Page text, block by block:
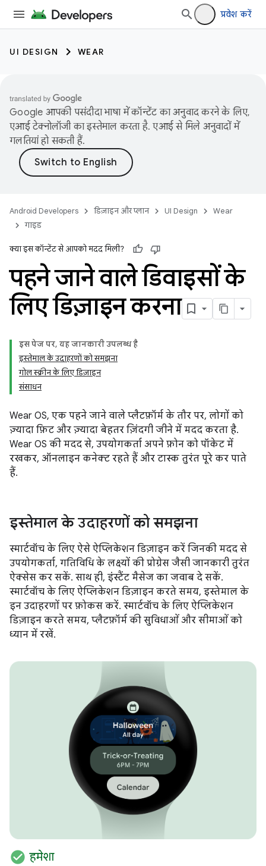
प्रवेश करें
UI DESIGN WEAR
Google आपकी पसंदीदा भाषा में कॉन्टेंट का अनुवाद करने के लिए,
एआई टेक्नोलॉजी का इस्तेमाल करता है. एआई से मिले अनुवादों में
गलतियां हो सकती हैं.
Android Developers डिज़ाइन और प्लान UI Design
Wear
गाइड
क्या इस कॉन्टेंट से आपको मदद मिली?
पहने जाने वाले डिवाइसों के
लिए डिज़ाइन करना
इस पेज पर, यह जानकारी उपलब्ध है
इस्तेमाल के उदाहरणों को समझना
गोल स्क्रीन के लिए डिज़ाइन
संसाधन
Wear OS, एक पहने जाने वाले प्लैटफ़ॉर्म के तौर पर, लोगों को
ज़्यादा फ़िट और ज़्यादा बेहतर ज़िंदगी जीने में मदद करता है.
Wear OS की मदद से, उपयोगकर्ता अपने फ़ोन को पॉकेट में
रखकर, ऑनलाइन कनेक्ट रहते हैं और टास्क तुरंत पूरे कर पाते
हैं.
इस्तेमाल के उदाहरणों को समझना
स्मार्टवॉच के लिए ऐसे ऐप्लिकेशन डिज़ाइन करें जिनकी मदद से
उपयोगकर्ता, गतिविधि के लक्ष्यों की प्रोग्रेस जैसी जानकारी तुरंत
ऐक्सेस कर सकें. साथ ही, इंस्टैंट मैसेज का जवाब दे सकें.
स्मार्टवॉच के लिए ऐप्लिकेशन डिज़ाइन करते समय, इस्तेमाल के
इन उदाहरणों पर फ़ोकस करें. स्मार्टवॉच के लिए ऐप्लिकेशन
डिज़ाइन करते समय, प्लैटफ़ॉर्म की सुविधाओं और सीमाओं को
ध्यान में रखें.
check_circle हमेशा